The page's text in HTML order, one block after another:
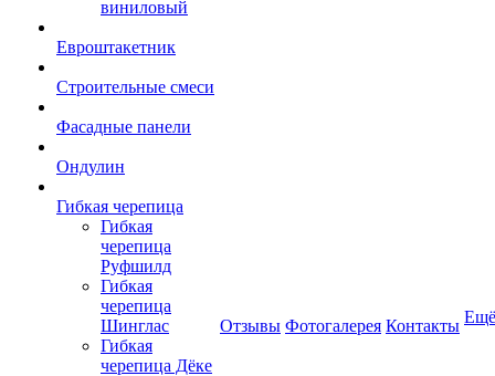
виниловый
Евроштакетник
Строительные смеси
Фасадные панели
Ондулин
Гибкая черепица
Гибкая
черепица
Руфшилд
Гибкая
черепица
Шинглас
Гибкая
черепица Дёке
Отзывы Фотогалерея Контакты Ещё